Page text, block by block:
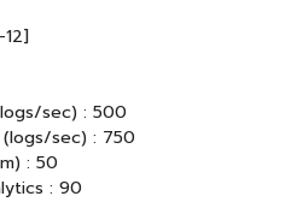
sec) : 500
sec) : 750
: 50
: 90